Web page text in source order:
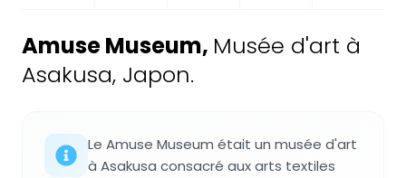
Amuse Museum, Musée d'art à
Asakusa, Japon.
Le Amuse Museum était un musée d'art
à Asakusa consacré aux arts textiles